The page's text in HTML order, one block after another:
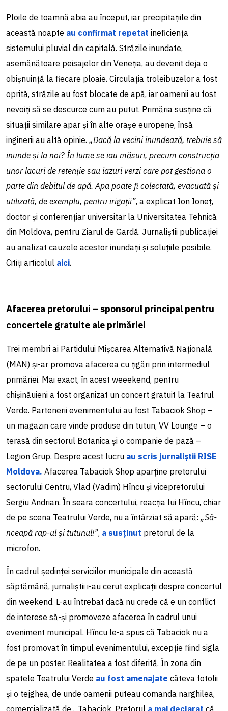
Ploile de toamnă abia au început, iar precipitațiile din
această noapte au confirmat repetat ineficiența
sistemului pluvial din capitală. Străzile inundate,
asemănătoare peisajelor din Veneția, au devenit deja o
obișnuință la fiecare ploaie. Circulația troleibuzelor a fost
oprită, străzile au fost blocate de apă, iar oamenii au fost
nevoiți să se descurce cum au putut. Primăria susține că
situații similare apar și în alte orașe europene, însă
inginerii au altă opinie. „Dacă la vecini inundează, trebuie să
inunde și la noi? În lume se iau măsuri, precum construcția
unor lacuri de retenție sau iazuri verzi care pot gestiona o
parte din debitul de apă. Apa poate fi colectată, evacuată și
utilizată, de exemplu, pentru irigații”, a explicat Ion Ioneț,
doctor și conferențiar universitar la Universitatea Tehnică
din Moldova, pentru Ziarul de Gardă. Jurnaliștii publicației
au analizat cauzele acestor inundații și soluțiile posibile.
Citiți articolul aici.
Afacerea pretorului – sponsorul principal pentru
concertele gratuite ale primăriei
Trei membri ai Partidului Mișcarea Alternativă Națională
(MAN) și-ar promova afacerea cu țigări prin intermediul
primăriei. Mai exact, în acest weeekend, pentru
chișinăuieni a fost organizat un concert gratuit la Teatrul
Verde. Partenerii evenimentului au fost Tabaciok Shop –
un magazin care vinde produse din tutun, VV Lounge – o
terasă din sectorul Botanica și o companie de pază –
Legion Grup. Despre acest lucru au scris jurnaliștii RISE
Moldova. Afacerea Tabaciok Shop aparține pretorului
sectorului Centru, Vlad (Vadim) Hîncu și vicepretorului
Sergiu Andrian. În seara concertului, reacția lui Hîncu, chiar
de pe scena Teatrului Verde, nu a întârziat să apară: „Să-
nceapă rap-ul și tutunul!”, a susținut pretorul de la
microfon.
În cadrul ședinței serviciilor municipale din această
săptămână, jurnaliștii i-au cerut explicații despre concertul
din weekend. L-au întrebat dacă nu crede că e un conflict
de interese să-și promoveze afacerea în cadrul unui
eveniment municipal. Hîncu le-a spus că Tabaciok nu a
fost promovat în timpul evenimentului, excepție fiind sigla
de pe un poster. Realitatea a fost diferită. În zona din
spatele Teatrului Verde au fost amenajate câteva fotolii
și o tejghea, de unde oamenii puteau comanda narghilea,
comercializată de... Tabaciok. Pretorul a mai declarat că